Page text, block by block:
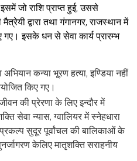
जो राशि प्राप्त हुई, उससे
द्वारा तथा गंगानगर, राजस्थान में
इसके धन से सेवा कार्य प्रारम्भ
कन्या भू्रण हत्या, इण्डिया नहीं
किए गए।
की प्रेरणा के लिए इन्दौर में
सेवा न्यास, ग्वालियर में स्नेहधारा
सुदूर पूर्वांचल की बालिकाओं के
केलिए मातृशक्ति सराहनीय